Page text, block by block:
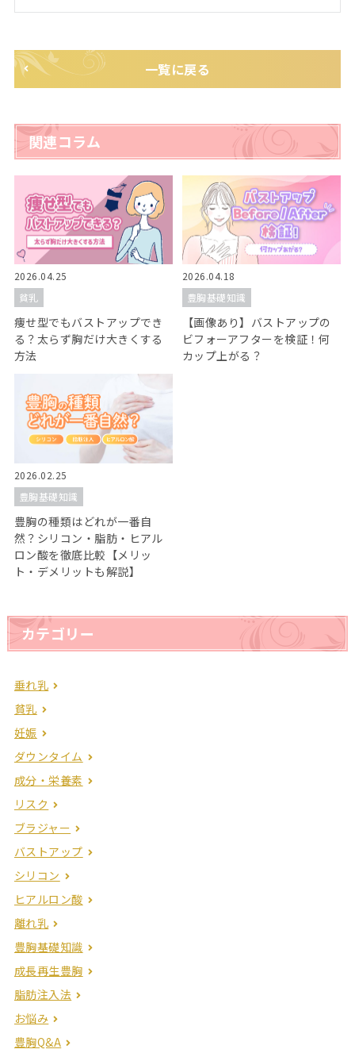
一覧に戻る
関連コラム
2026.04.25
貧乳
痩せ型でもバストアップでき
る？太らず胸だけ大きくする
方法
2026.04.18
豊胸基礎知識
【画像あり】バストアップの
ビフォーアフターを検証！何
カップ上がる？
2026.02.25
豊胸基礎知識
豊胸の種類はどれが一番自
然？シリコン・脂肪・ヒアル
ロン酸を徹底比較【メリッ
ト・デメリットも解説】
カテゴリー
垂れ乳
貧乳
妊娠
ダウンタイム
成分・栄養素
リスク
ブラジャー
バストアップ
シリコン
ヒアルロン酸
離れ乳
豊胸基礎知識
成長再生豊胸
脂肪注入法
お悩み
豊胸Q&A